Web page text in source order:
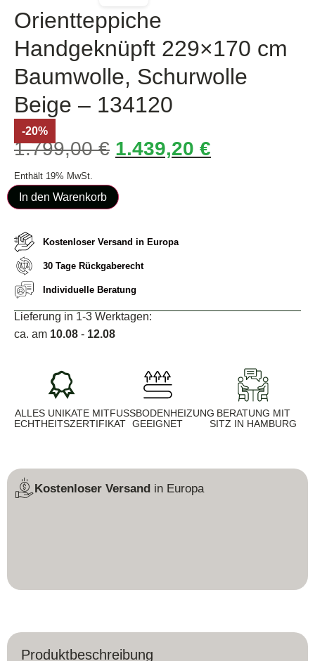
Orientteppiche
Handgeknüpft 229×170 cm
Baumwolle, Schurwolle
Beige – 134120
-20%
1.799,00€ 1.439,20 €
Enthält 19% MwSt.
In den Warenkorb
Kostenloser Versand in Europa
30 Tage Rückgaberecht
Individuelle Beratung
Lieferung in 1-3 Werktagen:
ca. am 10.08 - 12.08
ALLES UNIKATE MIT
ECHTHEITSZERTIFIKAT
FUSSBODENHEIZUNG G
EEIGNET
BERATUNG MIT
SITZ IN HAMBURG
Kostenloser Versand in Europa
Produktbeschreibung